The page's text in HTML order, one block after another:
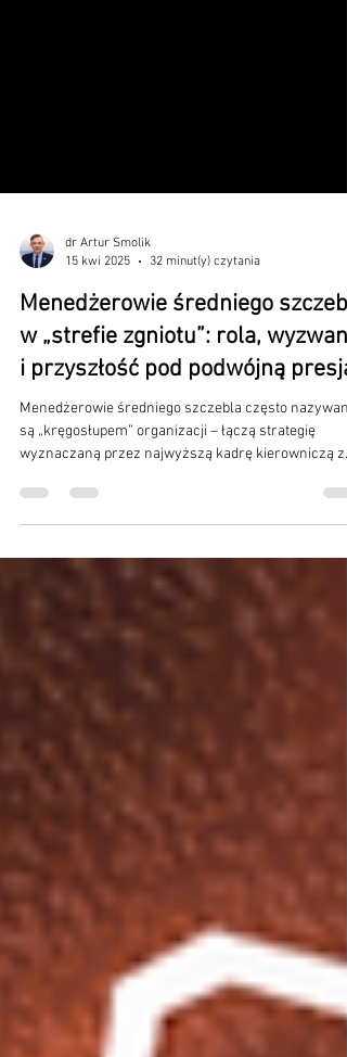
dr Artur Smolik
15 kwi 2025
32 minut(y) czytania
Menedżerowie średniego
w „strefie zgniotu”: rola,
i przyszłość pod podwójną presją
są „kręgosłupem” organizacji – łączą strategię